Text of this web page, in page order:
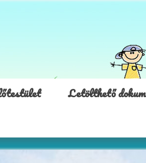
Letölthető